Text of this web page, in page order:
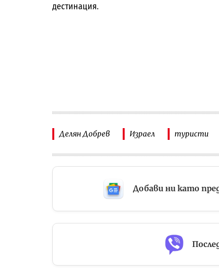
дестинация.
Делян Добрев Израел туристи
Добави ни като